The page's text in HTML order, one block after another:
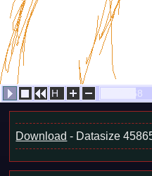
H 721/6268
Download - Datasize